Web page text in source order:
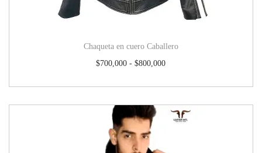
Chaqueta en cuero Caballero
$700,000 - $800,000